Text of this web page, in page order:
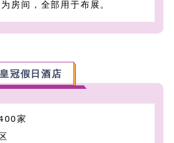
房间，全部用于布展。
冠假日酒店
家